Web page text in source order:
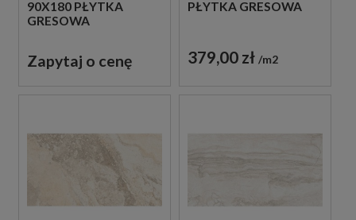
90X180 PŁYTKA
GRESOWA
Zapytaj o cenę
PŁYTKA GRESOWA
379,00 zł m2